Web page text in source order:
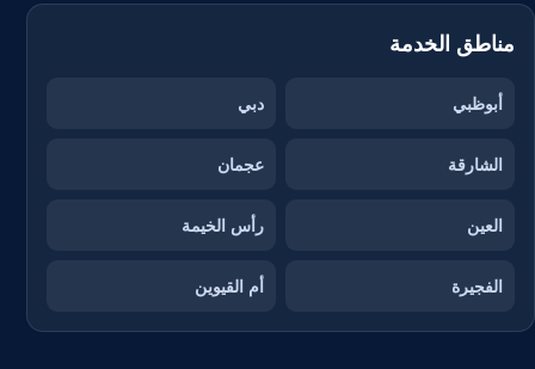
مناطق الخدمة
أبوظبي دبي
الشارقة عجمان
العين رأس الخيمة
الفجيرة أم القيوين